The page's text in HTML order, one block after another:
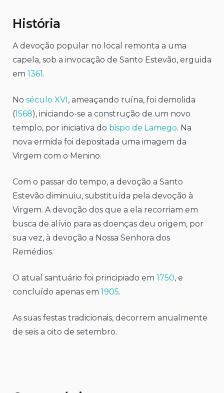
História
A devoção popular no local remonta a uma
capela, sob a invocação de Santo Estevão, erguida
em 1361.
No século XVI, ameaçando ruína, foi demolida
(1568), iniciando-se a construção de um novo
templo, por iniciativa do bispo de Lamego. Na
nova ermida foi depositada uma imagem da
Virgem com o Menino.
Com o passar do tempo, a devoção a Santo
Estevão diminuiu, substituída pela devoção à
Virgem. A devoção dos que a ela recorriam em
busca de alívio para as doenças deu origem, por
sua vez, à devoção a Nossa Senhora dos
Remédios.
O atual santuário foi principiado em 1750, e
concluído apenas em 1905.
As suas festas tradicionais, decorrem anualmente
de seis a oito de setembro.